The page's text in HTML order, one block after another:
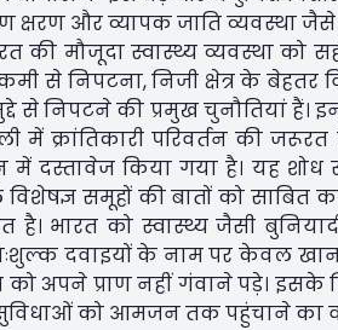
क्षरण और व्यापक जाति व्यवस्था
की मौजूदा स्वास्थ्य व्यवस्था
से निपटना, निजी क्षेत्र के बेहतर
से निपटने की प्रमुख चुनौतियां हैं।
में क्रांतिकारी परिवर्तन की
दस्तावेज किया गया है। यह
समूहों की बातों को साबित
है। भारत को स्वास्थ्य जैसी
दवाइयों के नाम पर केवल
अपने प्राण नहीं गंवाने पड़े।
सुविधाओं को आमजन तक पहुंचाने का